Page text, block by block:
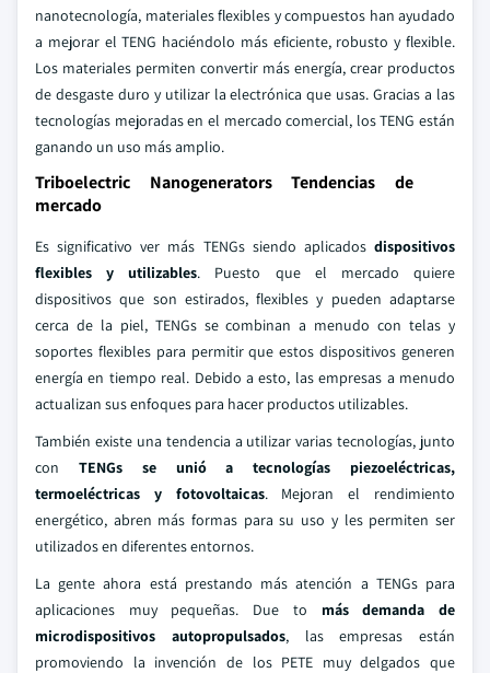
nanotecnología, materiales flexibles y compuestos han ayudado
a mejorar el TENG haciéndolo más eficiente, robusto y flexible.
Los materiales permiten convertir más energía, crear productos
de desgaste duro y utilizar la electrónica que usas. Gracias a las
tecnologías mejoradas en el mercado comercial, los TENG están
ganando un uso más amplio.
Triboelectric Nanogenerators Tendencias de
mercado
Es significativo ver más TENGs siendo aplicadosdispositivos
flexibles y utilizables. Puesto que el mercado quiere
dispositivos que son estirados, flexibles y pueden adaptarse
cerca de la piel, TENGs se combinan a menudo con telas y
soportes flexibles para permitir que estos dispositivos generen
energía en tiempo real. Debido a esto, las empresas a menudo
actualizan sus enfoques para hacer productos utilizables.
También existe una tendencia a utilizar varias tecnologías, junto
con TENGs se unió a tecnologías piezoeléctricas,
termoeléctricas y fotovoltaicas. Mejoran el rendimiento
energético, abren más formas para su uso y les permiten ser
utilizados en diferentes entornos.
La gente ahora está prestando más atención a TENGs para
aplicaciones muy pequeñas. Due to más demanda de
microdispositivos autopropulsados, las empresas están
promoviendo la invención de los PETE muy delgados que